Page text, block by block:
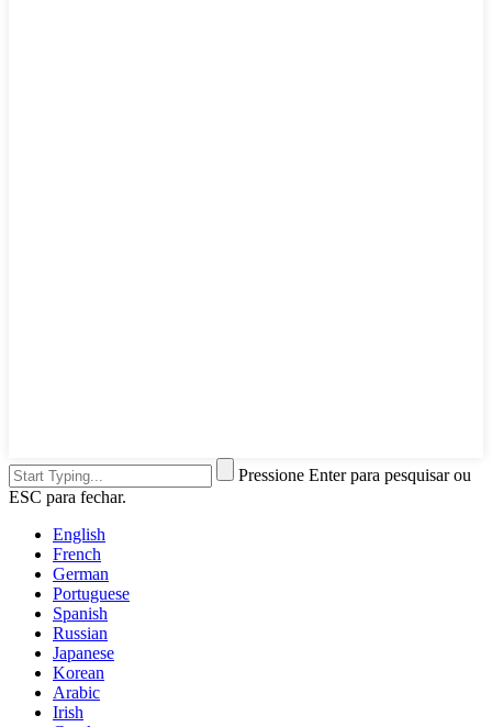
Pressione Enter para pesquisar ou
ESC para fechar.
English
French
German
Portuguese
Spanish
Russian
Japanese
Korean
Arabic
Irish